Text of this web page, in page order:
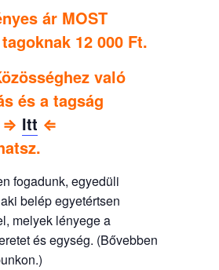
ár MOST
12 000 Ft.
való
és a tagság
⇒ Itt ⇐
fogadunk, egyedüli
belép egyetértsen
melyek lényege a
és egység. (Bővebben